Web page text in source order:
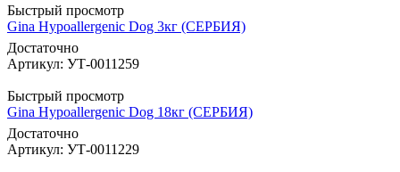
Быстрый просмотр
Gina Hypoallergenic Dog 3кг (СЕРБИЯ)
Достаточно
Артикул: УТ-0011259
Быстрый просмотр
Gina Hypoallergenic Dog 18кг (СЕРБИЯ)
Достаточно
Артикул: УТ-0011229